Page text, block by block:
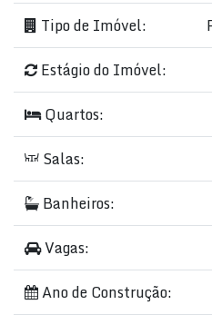
Tipo de Imóvel:
Estágio do Imóvel:
Quartos:
Salas:
Banheiros:
Vagas:
Ano de Construção: